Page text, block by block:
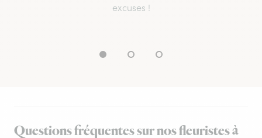
excuses !
Questions fréquentes sur nos fleuristes à